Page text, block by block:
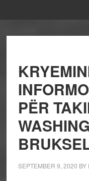
PËR
SEPTEMBER 9, 2020 BY